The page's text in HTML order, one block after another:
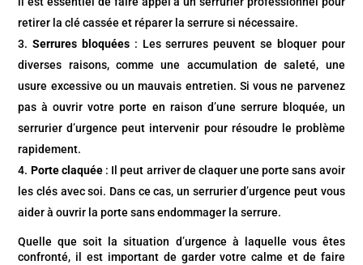
retirer la clé cassée et réparer la serrure si nécessaire.
Serrures bloquées : Les serrures peuvent se bloquer pour
diverses raisons, comme une accumulation de saleté, une
usure excessive ou un mauvais entretien. Si vous ne parvenez
pas à ouvrir votre porte en raison d’une serrure bloquée, un
serrurier d’urgence peut intervenir pour résoudre le problème
rapidement.
Porte claquée : Il peut arriver de claquer une porte sans avoir
les clés avec soi. Dans ce cas, un serrurier d’urgence peut vous
aider à ouvrir la porte sans endommager la serrure.
Quelle que soit la situation d’urgence à laquelle vous êtes
confronté, il est important de garder votre calme et de faire